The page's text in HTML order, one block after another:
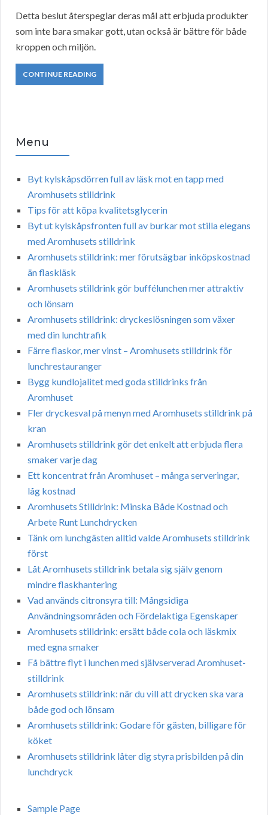
Detta beslut återspeglar deras mål att erbjuda produkter
som inte bara smakar gott, utan också är bättre för både
kroppen och miljön.
CONTINUE READING
Menu
Byt kylskåpsdörren full av läsk mot en tapp med
Aromhusets stilldrink
Tips för att köpa kvalitetsglycerin
Byt ut kylskåpsfronten full av burkar mot stilla elegans
med Aromhusets stilldrink
Aromhusets stilldrink: mer förutsägbar inköpskostnad
än flaskläsk
Aromhusets stilldrink gör buffélunchen mer attraktiv
och lönsam
Aromhusets stilldrink: dryckeslösningen som växer
med din lunchtrafik
Färre flaskor, mer vinst – Aromhusets stilldrink för
lunchrestauranger
Bygg kundlojalitet med goda stilldrinks från
Aromhuset
Fler dryckesval på menyn med Aromhusets stilldrink på
kran
Aromhusets stilldrink gör det enkelt att erbjuda flera
smaker varje dag
Ett koncentrat från Aromhuset – många serveringar,
låg kostnad
Aromhusets Stilldrink: Minska Både Kostnad och
Arbete Runt Lunchdrycken
Tänk om lunchgästen alltid valde Aromhusets stilldrink
först
Låt Aromhusets stilldrink betala sig själv genom
mindre flaskhantering
Vad används citronsyra till: Mångsidiga
Användningsområden och Fördelaktiga Egenskaper
Aromhusets stilldrink: ersätt både cola och läskmix
med egna smaker
Få bättre flyt i lunchen med självserverad Aromhuset-
stilldrink
Aromhusets stilldrink: när du vill att drycken ska vara
både god och lönsam
Aromhusets stilldrink: Godare för gästen, billigare för
köket
Aromhusets stilldrink låter dig styra prisbilden på din
lunchdryck
Sample Page